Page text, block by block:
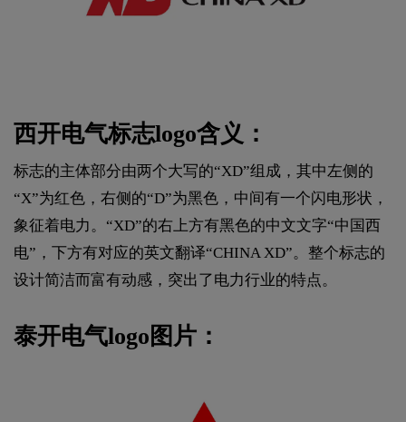
西开电气标志logo含义：
标志的主体部分由两个大写的“XD”组成，其中左侧的
“X”为红色，右侧的“D”为黑色，中间有一个闪电形状，
象征着电力。“XD”的右上方有黑色的中文文字“中国西
电”，下方有对应的英文翻译“CHINA XD”。整个标志的
设计简洁而富有动感，突出了电力行业的特点。
泰开电气logo图片：